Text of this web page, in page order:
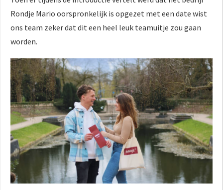
Rondje Mario oorspronkelijk is opgezet met een date wist
ons team zeker dat dit een heel leuk teamuitje zou gaan
worden.